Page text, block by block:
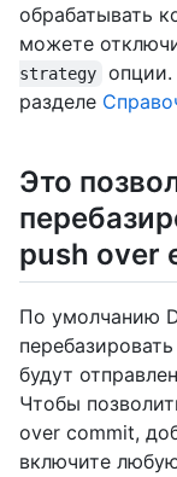
обрабатывать
можете
strategy
опции.
разделе
Это
push over
По умолчанию
будут
Чтобы
over commit,
включите